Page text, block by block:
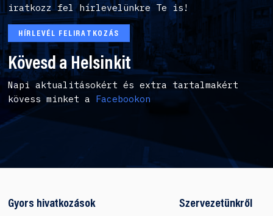
iratkozz fel hírlevelünkre Te is!
HÍRLEVÉL FELIRATKOZÁS
Kövesd a Helsinkit
Napi aktualitásokért és extra tartalmakért
kövess minket a Facebookon
Gyors hivatkozások Szervezetünkről